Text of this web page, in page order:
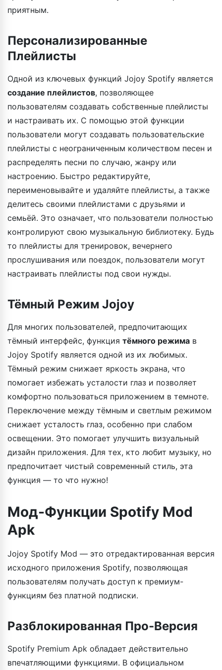
приятным.
Персонализированные
Плейлисты
Одной из ключевых функций Jojoy Spotify является
создание плейлистов, позволяющее
пользователям создавать собственные плейлисты
и настраивать их. С помощью этой функции
пользователи могут создавать пользовательские
плейлисты с неограниченным количеством песен и
распределять песни по случаю, жанру или
настроению. Быстро редактируйте,
переименовывайте и удаляйте плейлисты, а также
делитесь своими плейлистами с друзьями и
семьёй. Это означает, что пользователи полностью
контролируют свою музыкальную библиотеку. Будь
то плейлисты для тренировок, вечернего
прослушивания или поездок, пользователи могут
настраивать плейлисты под свои нужды.
Тёмный Режим Jojoy
Для многих пользователей, предпочитающих
тёмный интерфейс, функция тёмного режима в
Jojoy Spotify является одной из их любимых.
Тёмный режим снижает яркость экрана, что
помогает избежать усталости глаз и позволяет
комфортно пользоваться приложением в темноте.
Переключение между тёмным и светлым режимом
снижает усталость глаз, особенно при слабом
освещении. Это помогает улучшить визуальный
дизайн приложения. Для тех, кто любит музыку, но
предпочитает чистый современный стиль, эта
функция — то что нужно!
Мод-Функции Spotify Mod
Apk
Jojoy Spotify Mod — это отредактированная версия
исходного приложения Spotify, позволяющая
пользователям получать доступ к премиум-
функциям без платной подписки.
Разблокированная Про-Версия
Spotify Premium Apk обладает действительно
впечатляющими функциями. В официальном